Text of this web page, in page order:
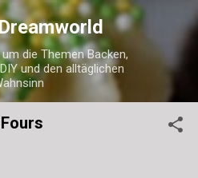
Hauptbereich
die Themen Backen,
und den alltäglichen